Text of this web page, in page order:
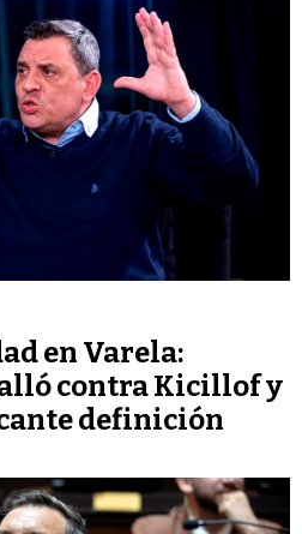
en Varela:
contra Kicillof y
definición